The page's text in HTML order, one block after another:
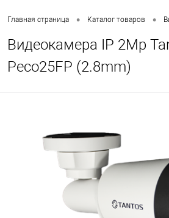
Главная страница • Каталог товаров •
Видеокамера IP 2Mp
Peco25FP (2.8mm)